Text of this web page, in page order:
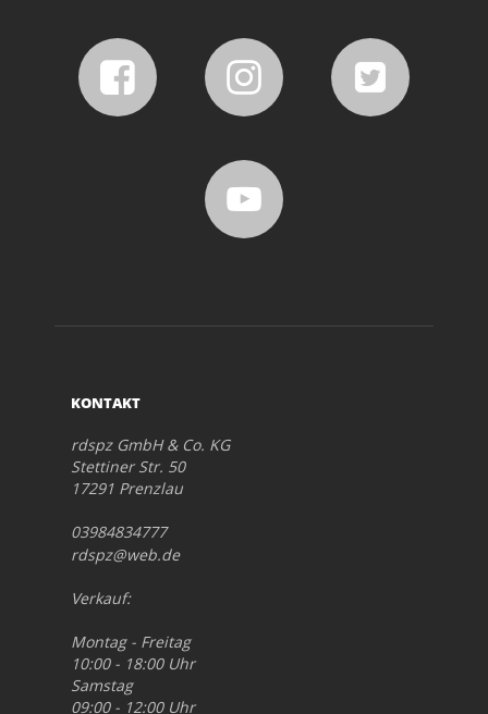
KONTAKT
rdspz GmbH & Co. KG
Stettiner Str. 50
17291 Prenzlau
03984834777
rdspz@web.de
Verkauf:
Montag - Freitag
10:00 - 18:00 Uhr
Samstag
09:00 - 12:00 Uhr